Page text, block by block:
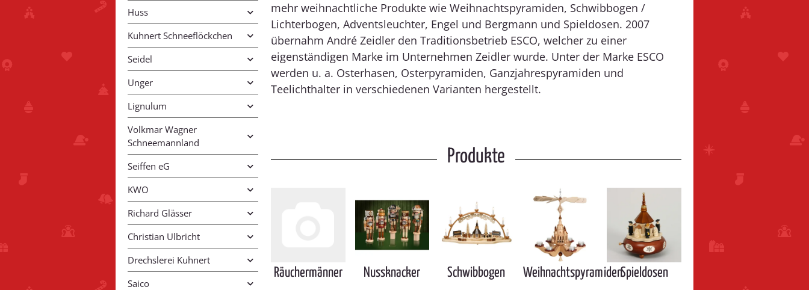
mehr weihnachtliche Produkte wie Weihnachtspyramiden, Schwibbogen /
Lichterbogen, Adventsleuchter, Engel und Bergmann und Spieldosen. 2007
übernahm André Zeidler den Traditionsbetrieb ESCO, welcher zu einer
eigenständigen Marke im Unternehmen Zeidler wurde. Unter der Marke ESCO
werden u. a. Osterhasen, Osterpyramiden, Ganzjahrespyramiden und
Teelichthalter in verschiedenen Varianten hergestellt.
Produkte
Räuchermänner Nussknacker Schwibbogen WeihnachtspyramidenSpieldosen
Huss
Kuhnert Schneeflöckchen
Seidel
Unger
Lignulum
Volkmar Wagner
Schneemannland
Seiffen eG
KWO
Richard Glässer
Christian Ulbricht
Drechslerei Kuhnert
Saico